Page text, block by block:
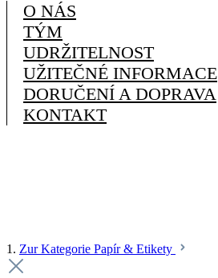
O NÁS
TÝM
UDRŽITELNOST
UŽITEČNÉ INFORMACE
DORUČENÍ A DOPRAVA
KONTAKT
1. Zur Kategorie Papír & Etikety